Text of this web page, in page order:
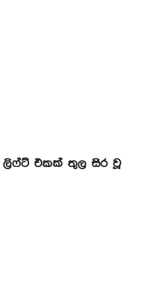
එකක් තුල සිර වූ